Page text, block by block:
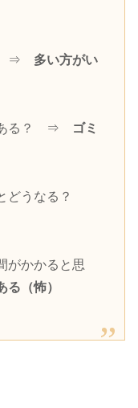
⇒ 多い方がい
ある？ ⇒
ゴミ
どうなる？
がかかると思
（怖）